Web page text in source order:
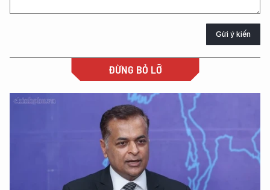
Gửi ý kiến
ĐỪNG BỎ LỠ